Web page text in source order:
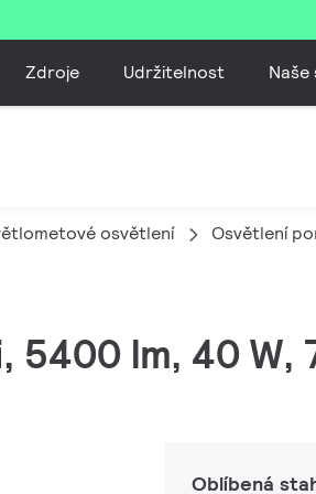
Zdroje Udržitelnost
osvětlení Osvětlení
5400 lm, 40 W,
Oblíbená